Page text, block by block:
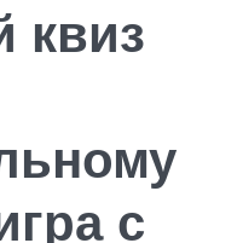
квиз
с